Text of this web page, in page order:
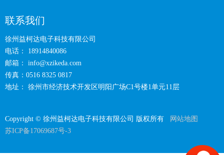
联系我们
徐州益柯达电子科技有限公司
电话： 18914840086
邮箱：
info@xzikeda.com
传真：0516 8325 0817
地址： 徐州市经济技术开发区明阳广场C1号楼1单元11层
Copyright © 徐州益柯达电子科技有限公司 版权所有
网站地图
苏ICP备17069687号-3